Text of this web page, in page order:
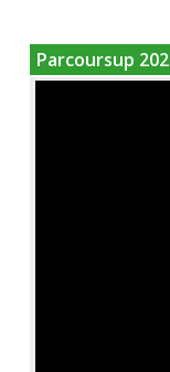
Parcoursup